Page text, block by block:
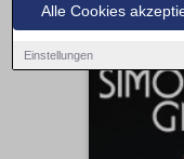
Alle Cookies
Einstellungen